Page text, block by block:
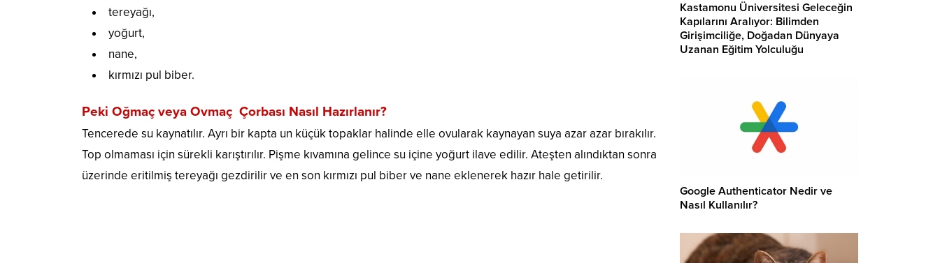
tereyağı,
yoğurt,
nane,
kırmızı pul biber.
Peki Oğmaç veya Ovmaç Çorbası Nasıl Hazırlanır?
Tencerede su kaynatılır. Ayrı bir kapta un küçük topaklar halinde elle ovularak kaynayan suya azar azar bırakılır.
Top olmaması için sürekli karıştırılır. Pişme kıvamına gelince su içine yoğurt ilave edilir. Ateşten alındıktan sonra
üzerinde eritilmiş tereyağı gezdirilir ve en son kırmızı pul biber ve nane eklenerek hazır hale getirilir.
Kastamonu Üniversitesi Geleceğin
Kapılarını Aralıyor: Bilimden
Girişimciliğe, Doğadan Dünyaya
Uzanan Eğitim Yolculuğu
Google Authenticator Nedir ve
Nasıl Kullanılır?